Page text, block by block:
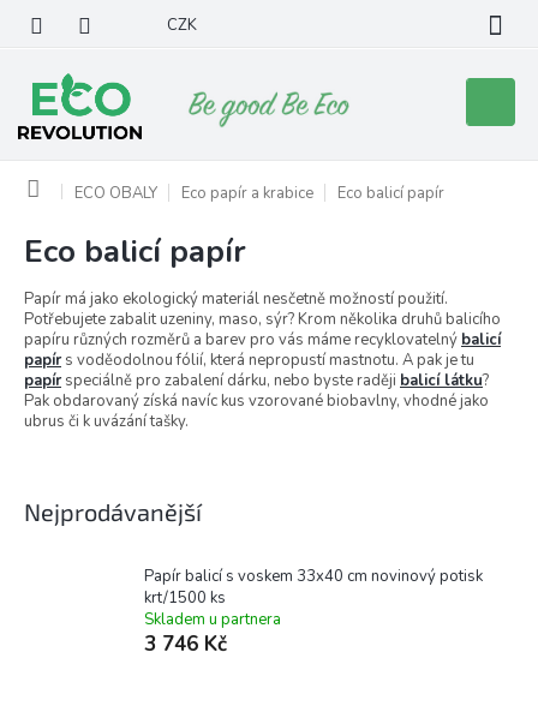
obsah
CZK
košík
Domů ECO OBALY Eco papír a krabice Eco balicí papír
Eco balicí papír
Papír má jako ekologický materiál nesčetně možností použití.
Potřebujete zabalit uzeniny, maso, sýr? Krom několika druhů balicího
papíru různých rozměrů a barev pro vás máme recyklovatelný balicí
papírs voděodolnou fólií, která nepropustí mastnotu. A pak je tu
papírspeciálně pro zabalení dárku, nebo byste raději balicí látku?
Pak obdarovaný získá navíc kus vzorované biobavlny, vhodné jako
ubrus či k uvázání tašky.
Nejprodávanější
Papír balicí s voskem 33x40 cm novinový potisk
krt/1500 ks
Skladem u partnera
3 746 Kč